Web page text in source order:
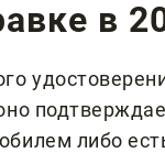
в
либо